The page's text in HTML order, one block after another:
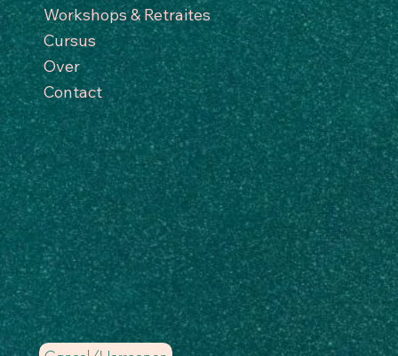
Workshops & Retraites
Cursus
Over
Contact